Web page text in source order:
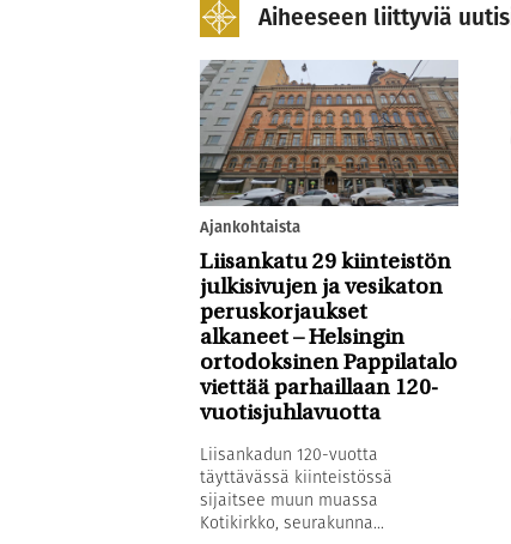
Aiheeseen liittyviä
Ajankohtaista
Liisankatu 29 kiinteistön
julkisivujen ja vesikaton
peruskorjaukset
alkaneet – Helsingin
ortodoksinen Pappilatalo
viettää parhaillaan 120-
vuotisjuhlavuotta
Liisankadun 120-vuotta
täyttävässä kiinteistössä
sijaitsee muun muassa
Kotikirkko, seurakunna...